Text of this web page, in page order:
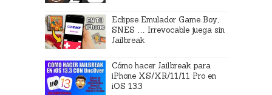
Eclipse Emulador Game Boy,
SNES … Irrevocable juega sin
Jailbreak
Cómo hacer Jailbreak para
iPhone XS/XR/11/11 Pro en
iOS 13.3